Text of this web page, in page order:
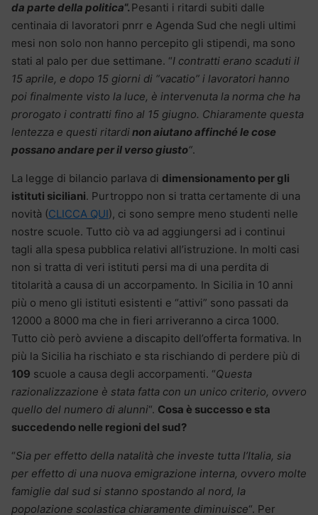
da parte della politica“. Pesanti i ritardi subiti dalle
centinaia di lavoratori pnrr e Agenda Sud che negli ultimi
mesi non solo non hanno percepito gli stipendi, ma sono
stati al palo per due settimane. “I contratti erano scaduti il
15 aprile, e dopo 15 giorni di “vacatio” i lavoratori hanno
poi finalmente visto la luce, è intervenuta la norma che ha
prorogato i contratti fino al 15 giugno. Chiaramente questa
lentezza e questi ritardinon aiutano affinché le cose
possano andare per il verso giusto“.
La legge di bilancio parlava di dimensionamento per gli
istituti siciliani. Purtroppo non si tratta certamente di una
novità (CLICCA QUI), ci sono sempre meno studenti nelle
nostre scuole. Tutto ciò va ad aggiungersi ad i continui
tagli alla spesa pubblica relativi all’istruzione. In molti casi
non si tratta di veri istituti persi ma di una perdita di
titolarità a causa di un accorpamento. In Sicilia in 10 anni
più o meno gli istituti esistenti e “attivi” sono passati da
12000 a 8000 ma che in fieri arriveranno a circa 1000.
Tutto ciò però avviene a discapito dell’offerta formativa. In
più la Sicilia ha rischiato e sta rischiando di perdere più di
109 scuole a causa degli accorpamenti. “Questa
razionalizzazione è stata fatta con un unico criterio, ovvero
quello del numero di alunni“. Cosa è successo e sta
succedendo nelle regioni del sud?
“Sia per effetto della natalità che investe tutta l’Italia, sia
per effetto di una nuova emigrazione interna, ovvero molte
famiglie dal sud si stanno spostando al nord, la
popolazione scolastica chiaramente diminuisce“. Per